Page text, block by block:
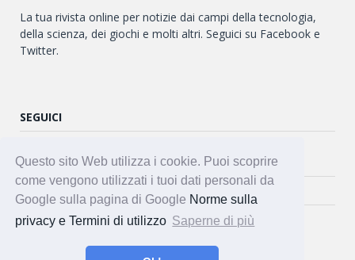
Questo sito Web utilizza i cookie. Puoi scoprire
come vengono utilizzati i tuoi dati personali da
Google sulla pagina di Google Norme sulla
privacy e Termini di utilizzo Saperne di più
La tua rivista online per notizie dai campi della tecnologia,
della scienza, dei giochi e molti altri. Seguici su Facebook e
Twitter.
SEGUICI
Twitter
Facebook